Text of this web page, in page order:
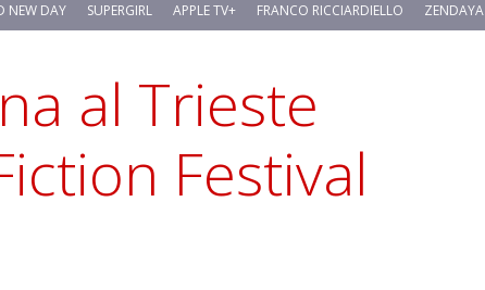
NEW DAY SUPERGIRL APPLE TV+ FRANCO RICCIARDIELLO ZENDAYA
al Trieste
Festival